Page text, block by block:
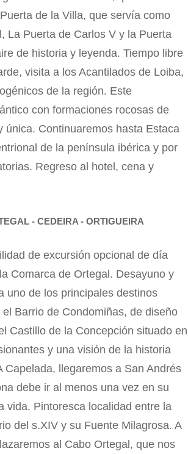
de la Villa, que servía como
La Puerta de Carlos V y la Puerta
de historia y leyenda. Tiempo libre
visita a los Acantilados de Loiba,
de la región. Este
con formaciones rocosas de
Continuaremos hasta Estaca
de la península ibérica y por
Regreso al hotel, cena y
- CEDEIRA - ORTIGUEIRA
de excursión opcional de día
Comarca de Ortegal. Desayuno y
uno de los principales destinos
Barrio de Condomiñas, de diseño
Castillo de la Concepción situado en
y una visión de la historia
llegaremos a San Andrés
debe ir al menos una vez en su
vida. Pintoresca localidad entre la
del s.XIV y su Fuente Milagrosa. A
al Cabo Ortegal, que nos